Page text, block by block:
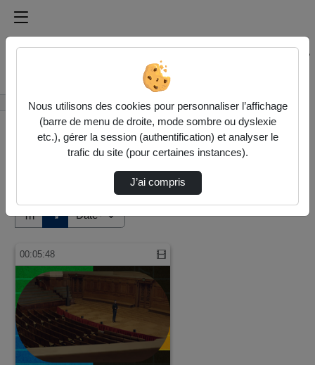
Médiathèque de l'université Paris
Rechercher un média sur Médiathèque de l'université
Accueil Vidéos
Tri ↘
00:05:48
Nous utilisons des cookies pour personnaliser l’affichage
(barre de menu de droite, mode sombre ou dyslexie
etc.), gérer la session (authentification) et analyser le
trafic du site (pour certaines instances).
J’ai compris